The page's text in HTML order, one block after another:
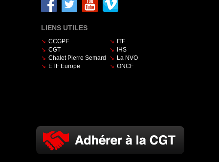
LIENS UTILES
CCGPF
CGT
Chalet Pierre Semard
ETF Europe
ITF
IHS
La NVO
ONCF